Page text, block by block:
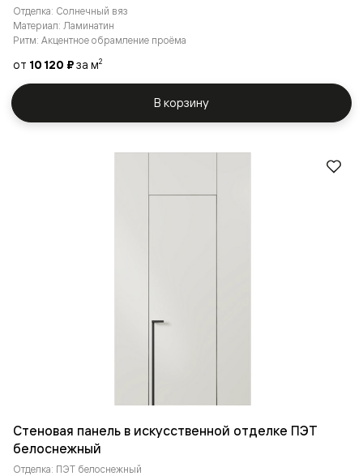
Отделка: Солнечный вяз
Материал: Ламинатин
Ритм: Акцентное обрамление проёма
от 10 120 ₽за м2
В корзину
Стеновая панель в искусственной отделке ПЭТ
белоснежный
Отделка: ПЭТ белоснежный